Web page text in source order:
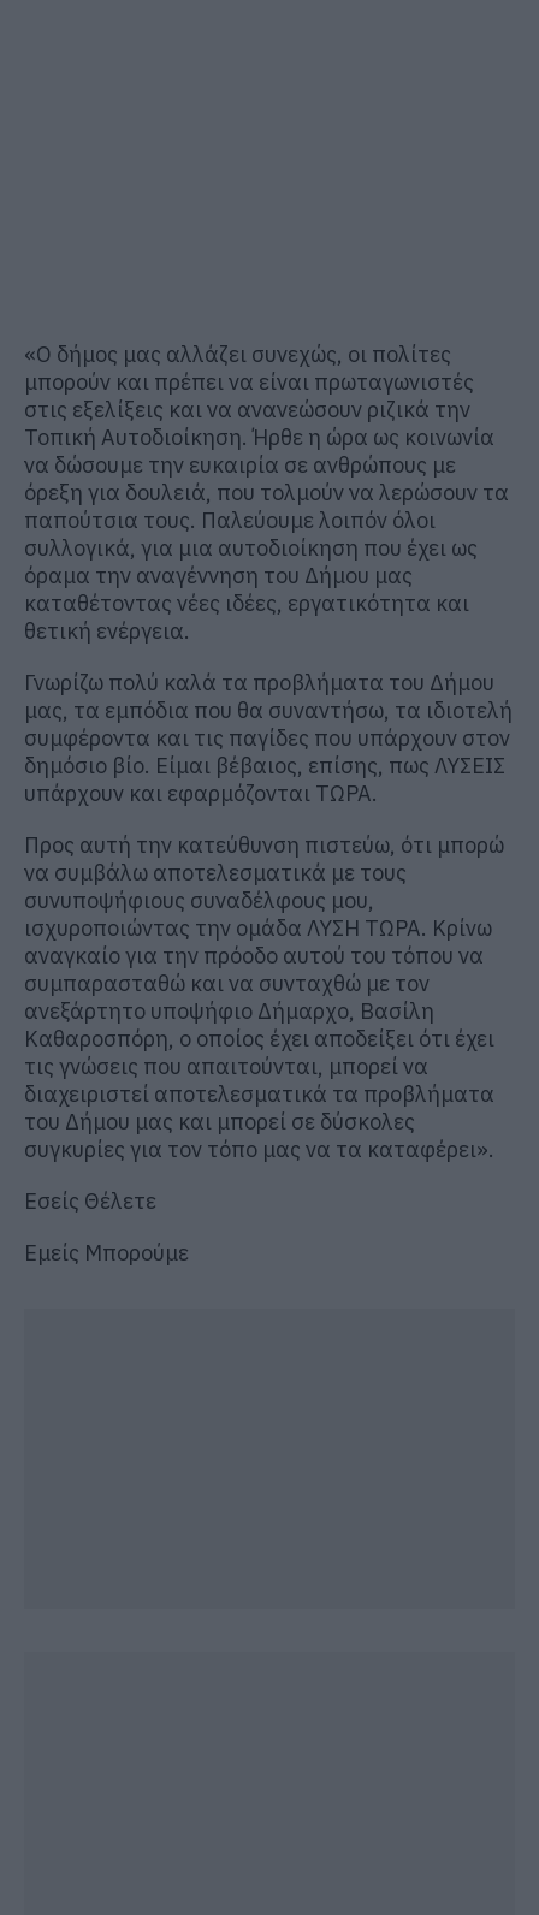
«Ο δήμος μας αλλάζει συνεχώς, οι πολίτες
μπορούν και πρέπει να είναι πρωταγωνιστές
στις εξελίξεις και να ανανεώσουν ριζικά την
Τοπική Αυτοδιοίκηση. Ήρθε η ώρα ως κοινωνία
να δώσουμε την ευκαιρία σε ανθρώπους με
όρεξη για δουλειά, που τολμούν να λερώσουν τα
παπούτσια τους. Παλεύουμε λοιπόν όλοι
συλλογικά, για μια αυτοδιοίκηση που έχει ως
όραμα την αναγέννηση του Δήμου μας
καταθέτοντας νέες ιδέες, εργατικότητα και
θετική ενέργεια.
Γνωρίζω πολύ καλά τα προβλήματα του Δήμου
μας, τα εμπόδια που θα συναντήσω, τα ιδιοτελή
συμφέροντα και τις παγίδες που υπάρχουν στον
δημόσιο βίο. Είμαι βέβαιος, επίσης, πως ΛΥΣΕΙΣ
υπάρχουν και εφαρμόζονται ΤΩΡΑ.
Προς αυτή την κατεύθυνση πιστεύω, ότι μπορώ
να συμβάλω αποτελεσματικά με τους
συνυποψήφιους συναδέλφους μου,
ισχυροποιώντας την ομάδα ΛΥΣΗ ΤΩΡΑ. Κρίνω
αναγκαίο για την πρόοδο αυτού του τόπου να
συμπαρασταθώ και να συνταχθώ με τον
ανεξάρτητο υποψήφιο Δήμαρχο, Βασίλη
Καθαροσπόρη, ο οποίος έχει αποδείξει ότι έχει
τις γνώσεις που απαιτούνται, μπορεί να
διαχειριστεί αποτελεσματικά τα προβλήματα
του Δήμου μας και μπορεί σε δύσκολες
συγκυρίες για τον τόπο μας να τα καταφέρει».
Εσείς Θέλετε
Εμείς Μπορούμε